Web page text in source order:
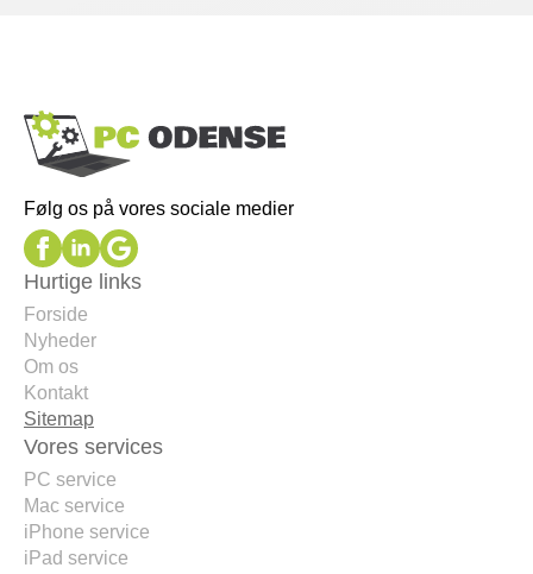
Følg os på vores sociale medier
Hurtige links
Forside
Nyheder
Om os
Kontakt
Sitemap
Vores services
PC service
Mac service
iPhone service
iPad service